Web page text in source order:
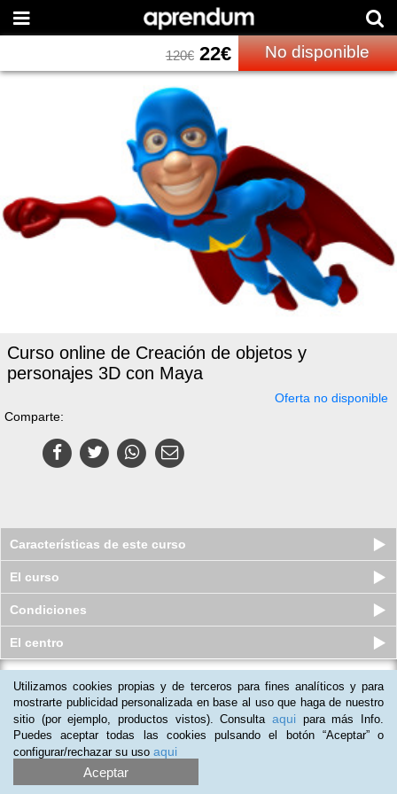
120€22€ No disponible
Curso online de Creación de objetos y
personajes 3D con Maya
Oferta no disponible
Comparte:
Características de este curso
El curso
Condiciones
El centro
Máster online en Diseño Gráfico
Plazas limitadas
350€79€
Utilizamos cookies propias y de terceros para fines analíticos y para
mostrarte publicidad personalizada en base al uso que haga de nuestro
sitio (por ejemplo, productos vistos). Consulta aqui para más Info.
Puedes aceptar todas las cookies pulsando el botón “Aceptar” o
configurar/rechazar su uso aqui
Aceptar